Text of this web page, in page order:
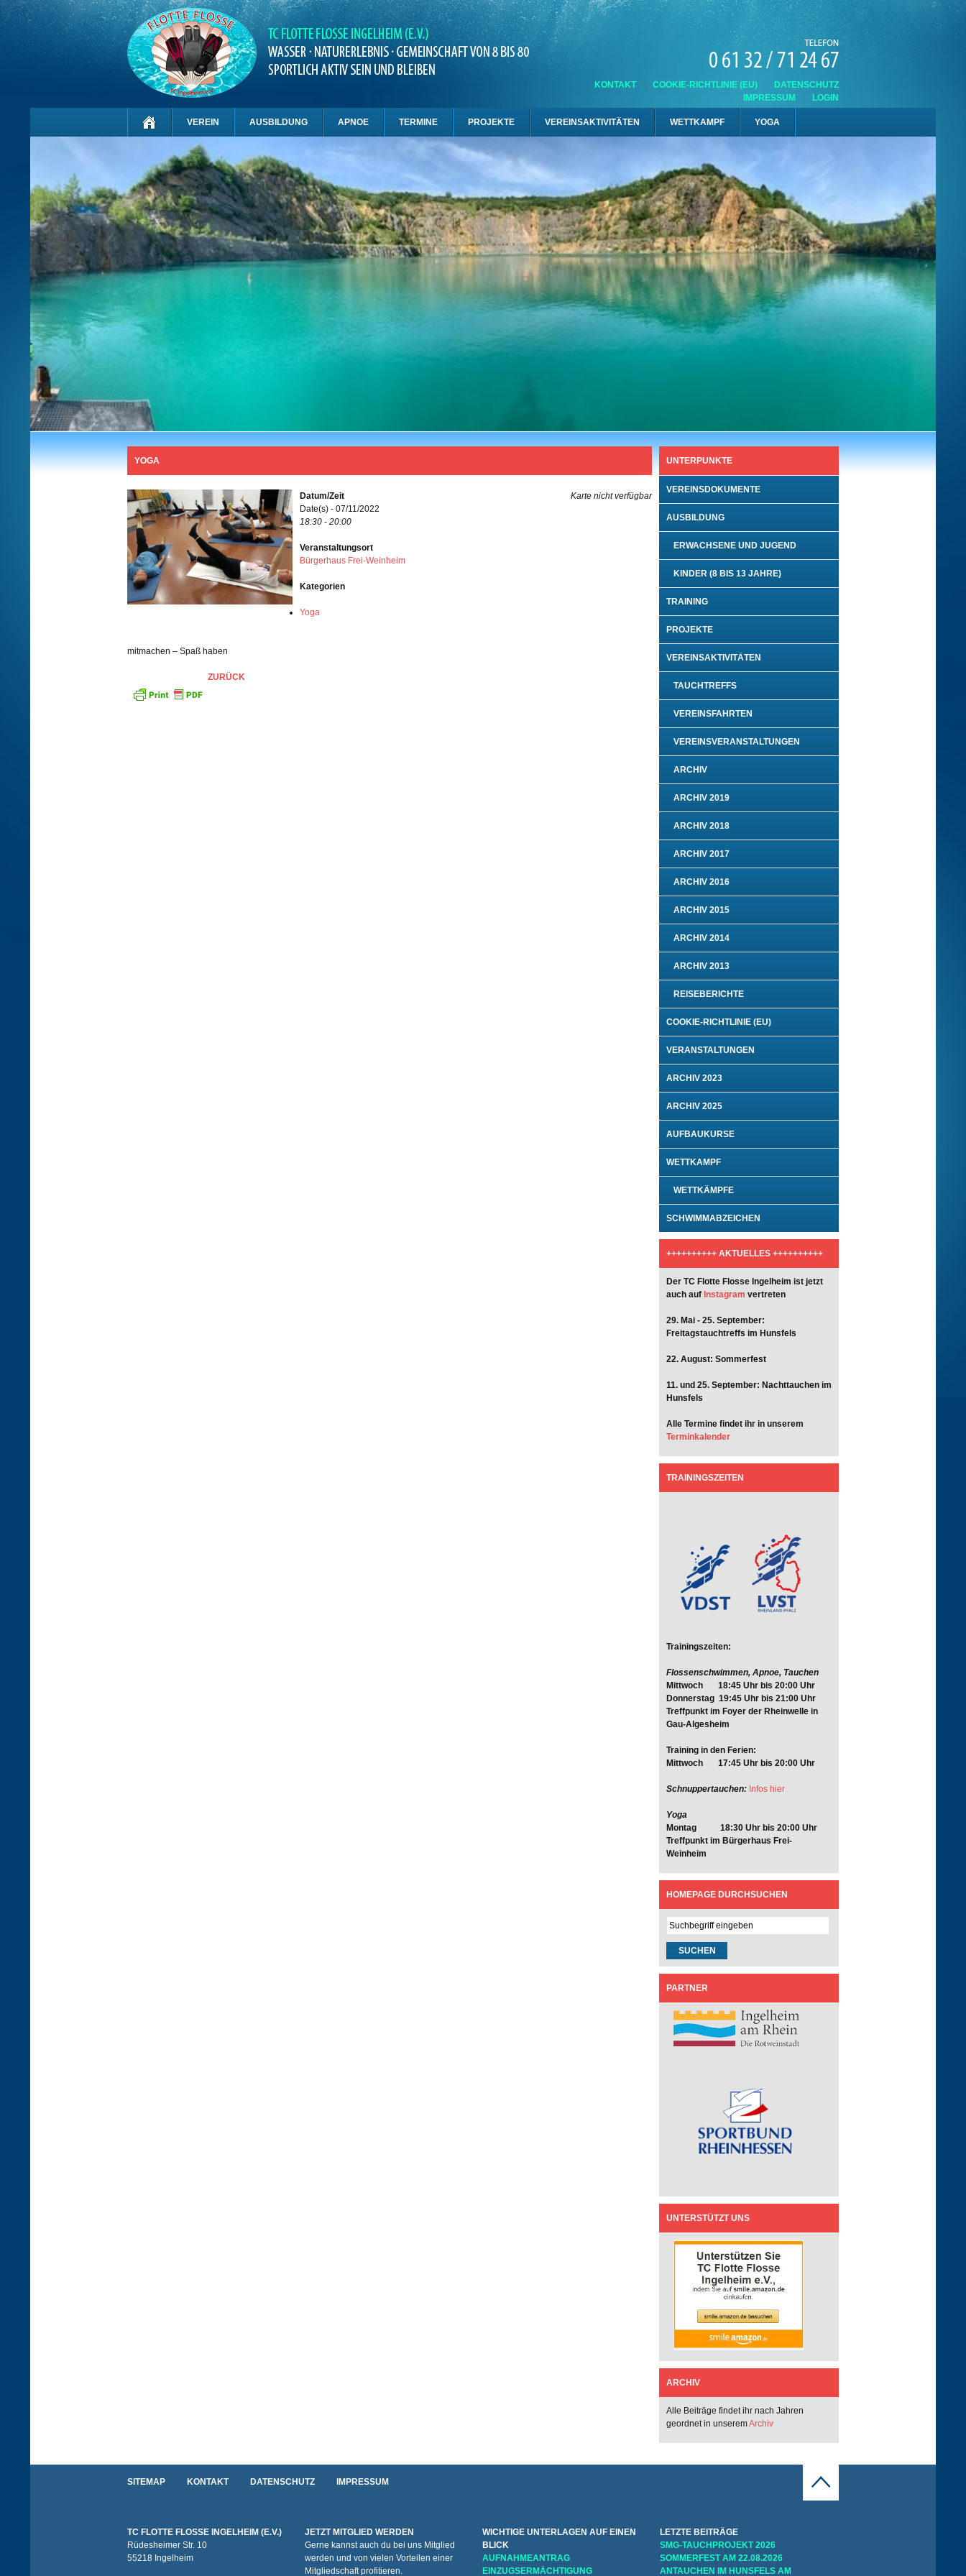
KONTAKT COOKIE-RICHTLINIE (EU)
DATENSCHUTZ
IMPRESSUM
LOGIN
VEREIN AUSBILDUNG APNOE TERMINE PROJEKTE VEREINSAKTIVITÄTEN WETTKAMPF YOGA
YOGA
Karte nicht verfügbar
Datum/Zeit
Date(s) - 07/11/2022
18:30 - 20:00
Veranstaltungsort
Bürgerhaus Frei-Weinheim
Kategorien
Yoga
mitmachen – Spaß haben
ZURÜCK
UNTERPUNKTE
VEREINSDOKUMENTE
AUSBILDUNG
ERWACHSENE UND JUGEND
KINDER (8 BIS 13 JAHRE)
TRAINING
PROJEKTE
VEREINSAKTIVITÄTEN
TAUCHTREFFS
VEREINSFAHRTEN
VEREINSVERANSTALTUNGEN
ARCHIV
ARCHIV 2019
ARCHIV 2018
ARCHIV 2017
ARCHIV 2016
ARCHIV 2015
ARCHIV 2014
ARCHIV 2013
REISEBERICHTE
COOKIE-RICHTLINIE (EU)
VERANSTALTUNGEN
ARCHIV 2023
ARCHIV 2025
AUFBAUKURSE
WETTKAMPF
WETTKÄMPFE
SCHWIMMABZEICHEN
++++++++++ AKTUELLES ++++++++++
Der TC Flotte Flosse Ingelheim ist jetzt
auch auf Instagram vertreten
29. Mai - 25. September:
Freitagstauchtreffs im Hunsfels
22. August: Sommerfest
11. und 25. September: Nachttauchen im
Hunsfels
Alle Termine findet ihr in unserem
Terminkalender
TRAININGSZEITEN
Trainingszeiten:
Flossenschwimmen, Apnoe, Tauchen
Mittwoch 18:45 Uhr bis 20:00 Uhr
Donnerstag 19:45 Uhr bis 21:00 Uhr
Treffpunkt im Foyer der Rheinwelle in
Gau-Algesheim
Training in den Ferien:
Mittwoch 17:45 Uhr bis 20:00 Uhr
Schnuppertauchen: Infos hier
Yoga
Montag 18:30 Uhr bis 20:00 Uhr
Treffpunkt im Bürgerhaus Frei-
Weinheim
HOMEPAGE DURCHSUCHEN
PARTNER
UNTERSTÜTZT UNS
ARCHIV
Alle Beiträge findet ihr nach Jahren
geordnet in unseremArchiv
SITEMAP KONTAKT DATENSCHUTZ IMPRESSUM
TC FLOTTE FLOSSE INGELHEIM (E.V.)
Rüdesheimer Str. 10
55218 Ingelheim
JETZT MITGLIED WERDEN
Gerne kannst auch du bei uns Mitglied
werden und von vielen Vorteilen einer
Mitgliedschaft profitieren.
WICHTIGE UNTERLAGEN AUF EINEN
BLICK
AUFNAHMEANTRAG
EINZUGSERMÄCHTIGUNG
LETZTE BEITRÄGE
SMG-TAUCHPROJEKT 2026
SOMMERFEST AM 22.08.2026
ANTAUCHEN IM HUNSFELS AM